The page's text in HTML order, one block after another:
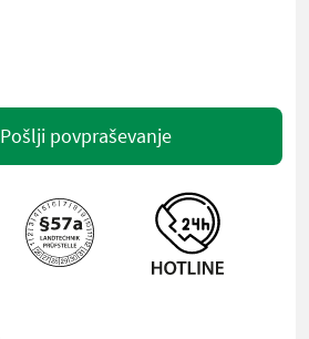
Pošlji povpraševanje